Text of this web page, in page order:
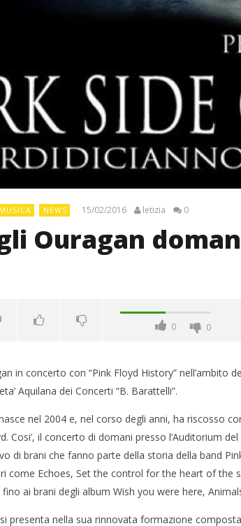
MUSICA NEWS 15/02/2016 letizia 0
Ouragan
0 0
domani in
Crolla il monopolio Siae con
in concerto con “Pink Floyd History” nell’ambito
Aquilana dei Concerti “B. Barattelli”.
nel 2004 e, nel corso degli anni, ha riscosso
Cosi’, il concerto di domani presso l’Auditorium
di brani che fanno parte della storia della band
come Echoes, Set the control for the heart of the
ai brani degli album Wish you were here,
presenta nella sua rinnovata formazione